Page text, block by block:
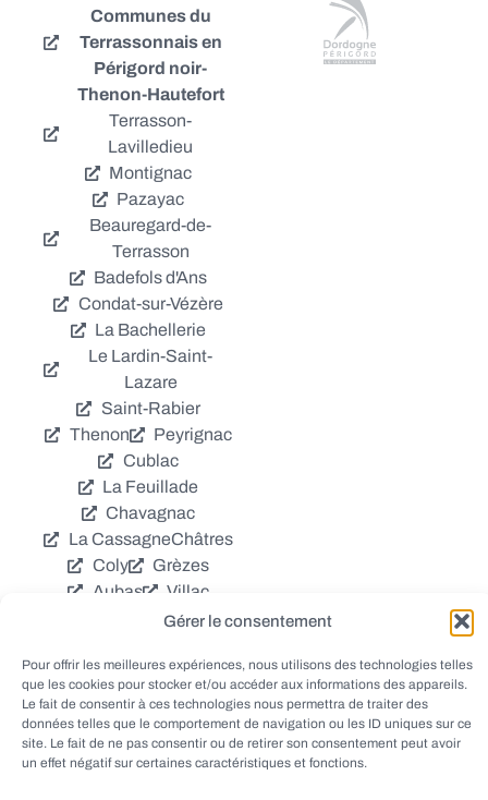
Gérer le consentement
Pour offrir les meilleures expériences, nous utilisons des technologies telles
que les cookies pour stocker et/ou accéder aux informations des appareils.
Le fait de consentir à ces technologies nous permettra de traiter des
données telles que le comportement de navigation ou les ID uniques sur ce
site. Le fait de ne pas consentir ou de retirer son consentement peut avoir
un effet négatif sur certaines caractéristiques et fonctions.
Communes du
Terrassonnais en
Périgord noir-
Thenon-Hautefort
Terrasson-
Lavilledieu
Montignac
Pazayac
Beauregard-de-
Terrasson
Badefols d'Ans
Condat-sur-Vézère
La Bachellerie
Le Lardin-Saint-
Lazare
Saint-Rabier
Thenon
Peyrignac
Cublac
La Feuillade
Chavagnac
La CassagneChâtres
Coly
Grèzes
Aubas
Villac
Ladornac
© EWANEWS - Archives